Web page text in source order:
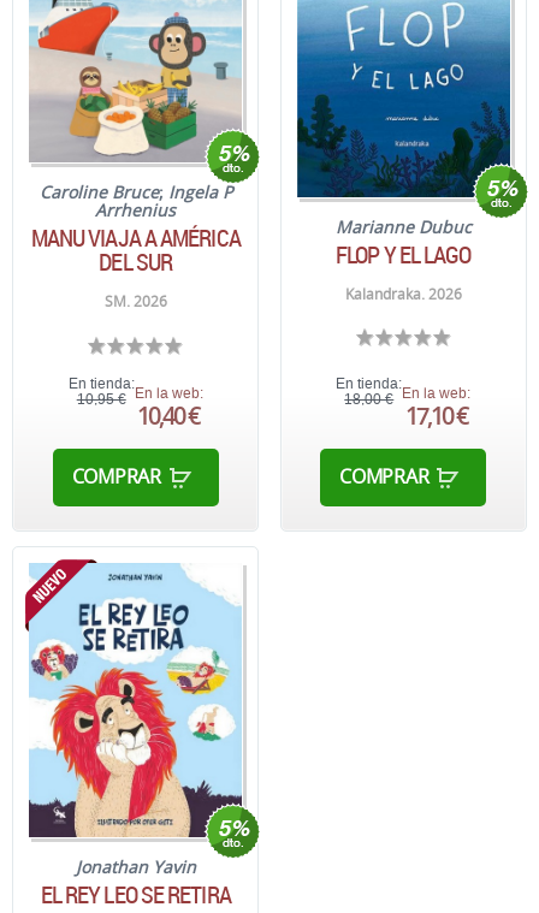
Caroline Bruce; Ingela P
Arrhenius
MANU VIAJA A AMÉRICA
DEL SUR
SM. 2026
En tienda:
10,95 € En la web:
10,40 €
COMPRAR
Marianne Dubuc
FLOP Y EL LAGO
Kalandraka. 2026
En tienda:
18,00 €
En la web:
17,10 €
COMPRAR
Jonathan Yavin
EL REY LEO SE RETIRA